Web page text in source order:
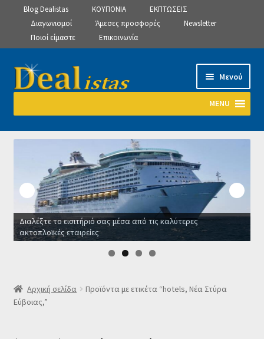
Blog Dealistas ΚΟΥΠΟΝΙΑ
ΕΚΠΤΩΣΕΙΣ
Διαγωνισμοί
Άμεσες προσφορές
Newsletter
Ποιοί είμαστε
Επικοινωνία
Απευθείας
μετάβαση
πλοήγηση
Μετάβαση
σε
Μενού
MENU
Αρχική
Manage Subscriptions
Manage Subscriptions
Manage Subscriptions
SLIDER
Διαλέξτε το εισιτήριό σας μέσα από τις καλύτερες
ακτοπλοϊκές εταιρείες
Αρχική σελίδα
Προϊόντα με ετικέτα “hotels, Νέα Στύρα
Εύβοιας,”